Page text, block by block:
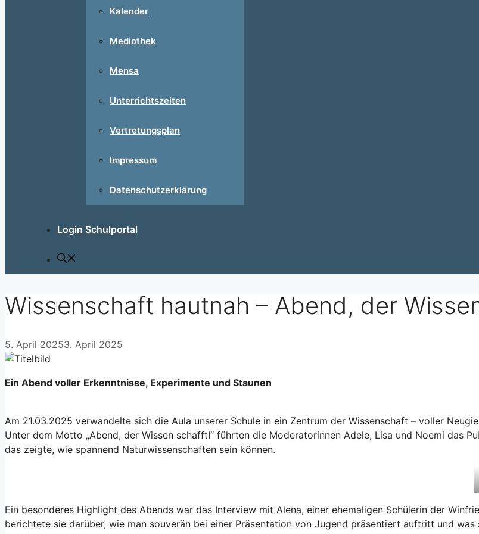
Kalender
Mediothek
Mensa
Unterrichtszeiten
Vertretungsplan
Impressum
Datenschutzerklärung
Login Schulportal
Wissenschaft hautnah – Abend, der
5. April 20253. April 2025
Ein Abend voller Erkenntnisse, Experimente und Staunen
Am 21.03.2025 verwandelte sich die Aula unserer Schule in ein Zentrum der Wissenschaft – voller
Unter dem Motto „Abend, der Wissen schafft!“ führten die Moderatorinnen Adele, Lisa und Noemi das
das zeigte, wie spannend Naturwissenschaften sein können.
Ein besonderes Highlight des Abends war das Interview mit Alena, einer ehemaligen Schülerin der
berichtete sie darüber, wie man souverän bei einer Präsentation von Jugend präsentiert auftritt und